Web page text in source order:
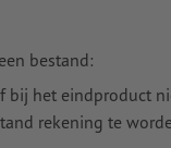
bestand:
bij het eindproduct
rekening te